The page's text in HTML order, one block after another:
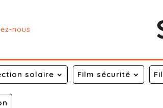
nous
solaire Film sécurité